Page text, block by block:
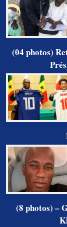
(04 photos)
(8 photos) –